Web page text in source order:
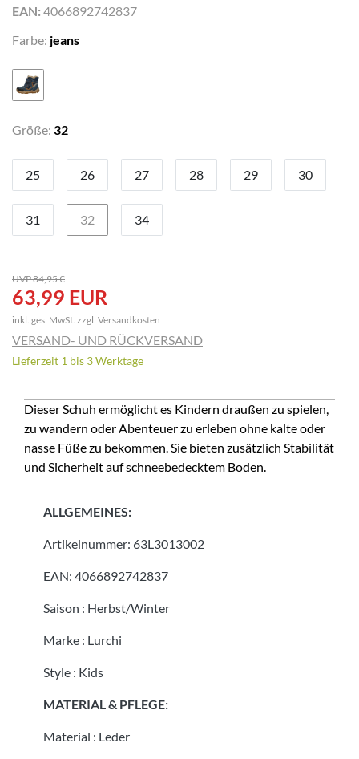
EAN: 4066892742837
Farbe: jeans
Größe: 32
25 26 27 28 29 30
31 32 34
UVP 84,95 €
63,99 EUR
inkl. ges. MwSt. zzgl. Versandkosten
VERSAND- UND RÜCKVERSAND
Lieferzeit 1 bis 3 Werktage
Dieser Schuh ermöglicht es Kindern draußen zu spielen,
zu wandern oder Abenteuer zu erleben ohne kalte oder
nasse Füße zu bekommen. Sie bieten zusätzlich Stabilität
und Sicherheit auf schneebedecktem Boden.
ALLGEMEINES:
Artikelnummer: 63L3013002
EAN: 4066892742837
Saison : Herbst/Winter
Marke : Lurchi
Style : Kids
MATERIAL & PFLEGE:
Material : Leder